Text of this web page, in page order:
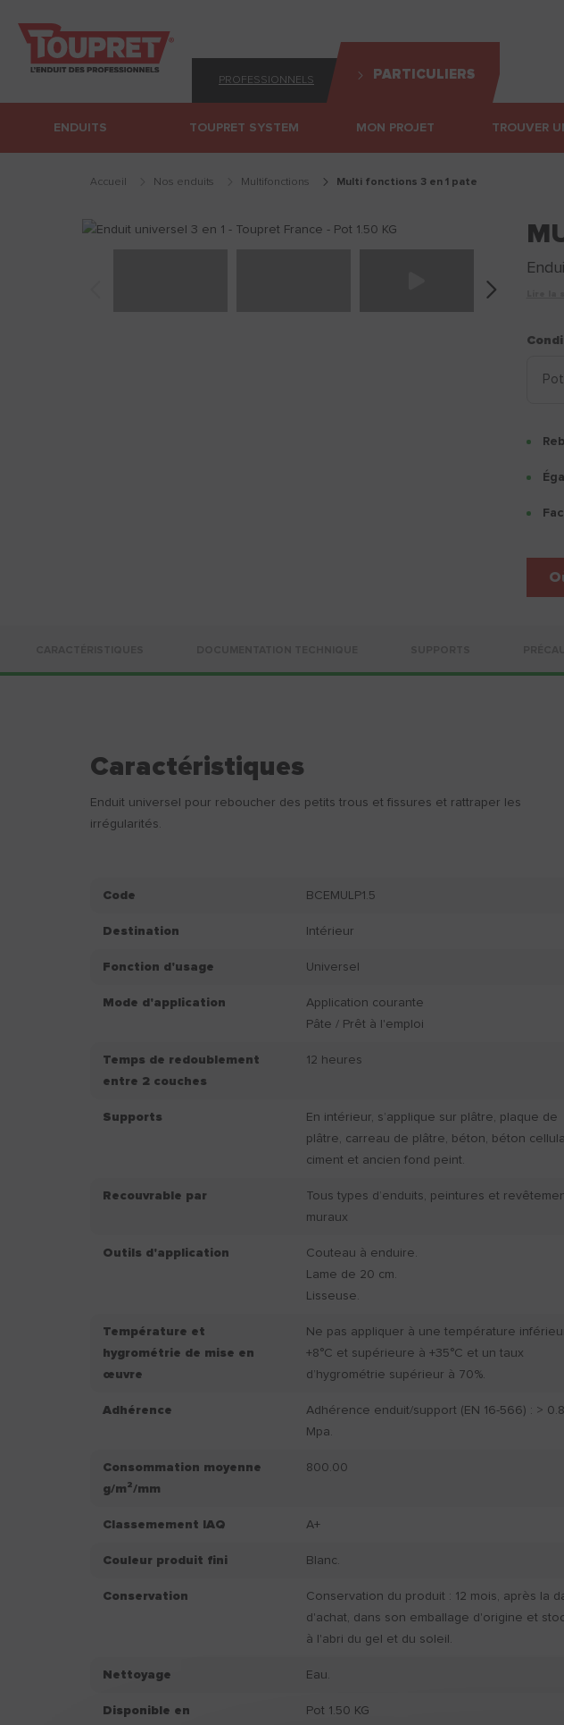
PROFESSIONNELS PARTICULIERS
ENDUITS TOUPRET SYSTEM MON PROJET TROUVER
Accueil Nos enduits multifonctions
multi fonctions 3 en 1 pate
Caractéristiques
Enduit universel pour reboucher des petits trous et fissures et rattraper les
irrégularités.
Code BCEMULP1.5
Destination Intérieur
Fonction d'usage Universel
Mode d'application
Application courante
Pâte / Prêt à l'emploi
Temps de redoublement
entre 2 couches
12 heures
Supports
En intérieur, s’applique sur plâtre, plaque de
plâtre, carreau de plâtre, béton, béton
ciment et ancien fond peint.
Recouvrable par
Tous types d’enduits, peintures et
muraux
Outils d'application
Couteau à enduire.
Lame de 20 cm.
Lisseuse.
Température et
hygrométrie de mise en
œuvre
Ne pas appliquer à une température
+8°C et supérieure à +35°C et un taux
d’hygrométrie supérieur à 70%.
Adhérence
Adhérence enduit/support (EN 16-566) : > 0.8
Mpa.
Consommation moyenne
g/m²/mm
800.00
Classemement IAQ A+
Couleur produit fini Blanc.
Conservation
Conservation du produit : 12 mois, après la
d'achat, dans son emballage d'origine et
à l'abri du gel et du soleil.
Nettoyage Eau.
Disponible en
Pot 1.50 KG